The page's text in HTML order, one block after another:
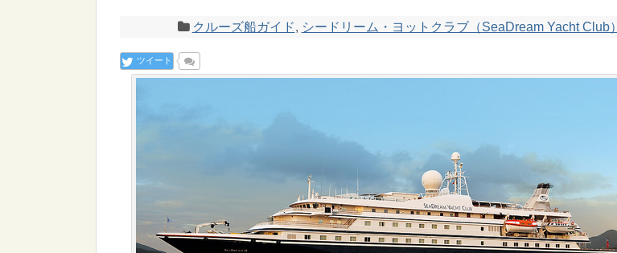
クルーズ船ガイド, シードリーム・ヨットクラブ（SeaDream Yacht Club）
ツイート